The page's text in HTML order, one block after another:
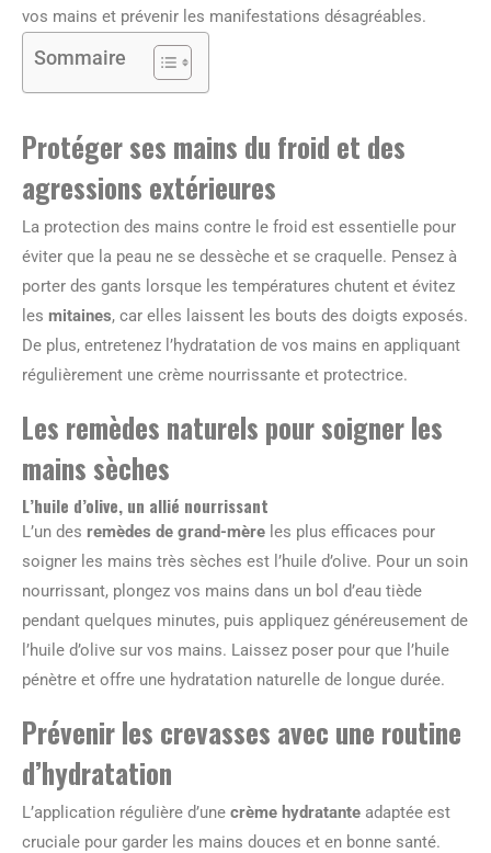
vos mains et prévenir les manifestations désagréables.
Sommaire
Protéger ses mains du froid et des
agressions extérieures
La protection des mains contre le froid est essentielle pour
éviter que la peau ne se dessèche et se craquelle. Pensez à
porter des gants lorsque les températures chutent et évitez
les mitaines, car elles laissent les bouts des doigts exposés.
De plus, entretenez l’hydratation de vos mains en appliquant
régulièrement une crème nourrissante et protectrice.
Les remèdes naturels pour soigner les
mains sèches
L’huile d’olive, un allié nourrissant
L’un des remèdes de grand-mère les plus efficaces pour
soigner les mains très sèches est l’huile d’olive. Pour un soin
nourrissant, plongez vos mains dans un bol d’eau tiède
pendant quelques minutes, puis appliquez généreusement de
l’huile d’olive sur vos mains. Laissez poser pour que l’huile
pénètre et offre une hydratation naturelle de longue durée.
Prévenir les crevasses avec une routine
d’hydratation
L’application régulière d’une crème hydratante adaptée est
cruciale pour garder les mains douces et en bonne santé.